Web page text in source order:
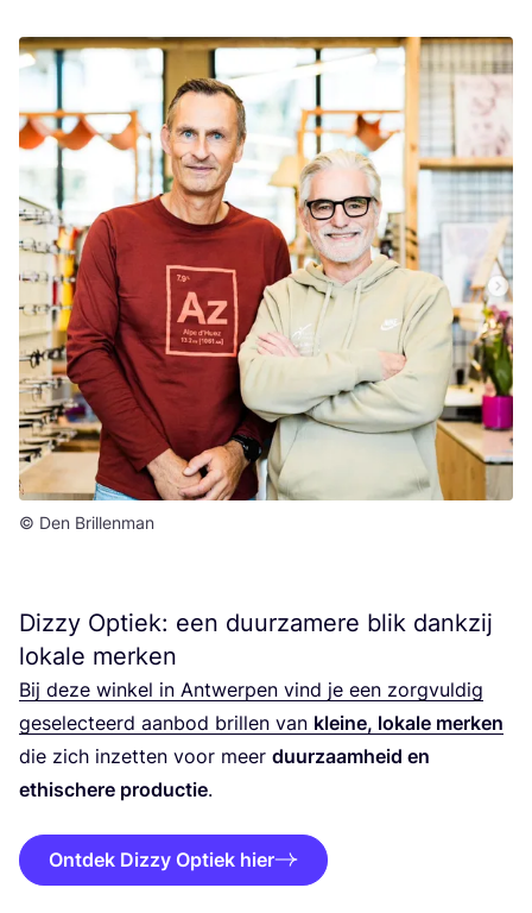
© Den Brillenman
Dizzy Optiek: een duurzamere blik dankzij
lokale merken
Bij deze win­kel in Ant­wer­pen vind je een zorg­vul­dig
gese­lec­teerd aan­bod bril­len van klei­ne, loka­le mer­ken
die zich inzet­ten voor meer duur­zaam­heid en
ethi­sche­re pro­duc­tie.
Ontdek Dizzy Optiek hier